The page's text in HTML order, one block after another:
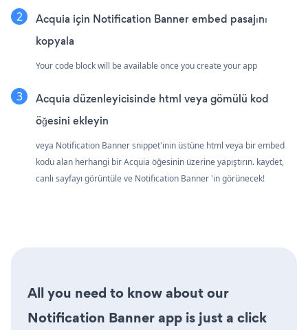
Acquia için Notification Banner embed pasajını
kopyala
Your code block will be available once you create your app
Acquia düzenleyicisinde html veya gömülü kod
öğesini ekleyin
veya Notification Banner snippet'inin üstüne html veya bir embed
kodu alan herhangi bir Acquia öğesinin üzerine yapıştırın. kaydet,
canlı sayfayı görüntüle ve Notification Banner 'in görünecek!
All you need to know about our
Notification Banner app is just a click